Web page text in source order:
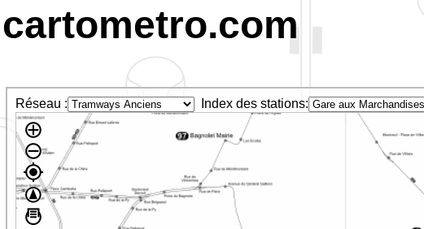
cartometro.com
Réseau : Index des stations: